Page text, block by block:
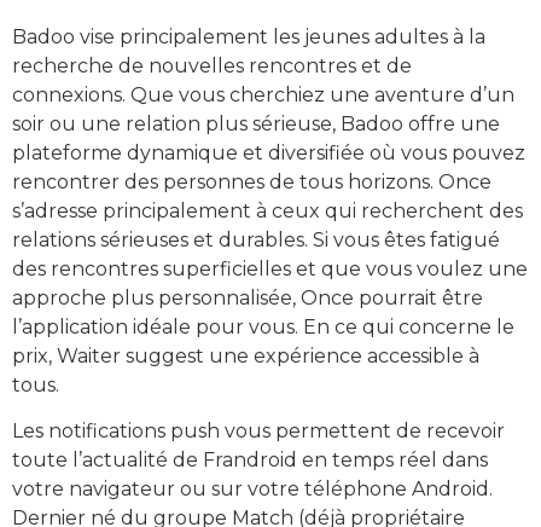
Badoo vise principalement les jeunes adultes à la
recherche de nouvelles rencontres et de
connexions. Que vous cherchiez une aventure d’un
soir ou une relation plus sérieuse, Badoo offre une
plateforme dynamique et diversifiée où vous pouvez
rencontrer des personnes de tous horizons. Once
s’adresse principalement à ceux qui recherchent des
relations sérieuses et durables. Si vous êtes fatigué
des rencontres superficielles et que vous voulez une
approche plus personnalisée, Once pourrait être
l’application idéale pour vous. En ce qui concerne le
prix, Waiter suggest une expérience accessible à
tous.
Les notifications push vous permettent de recevoir
toute l’actualité de Frandroid en temps réel dans
votre navigateur ou sur votre téléphone Android.
Dernier né du groupe Match (déjà propriétaire